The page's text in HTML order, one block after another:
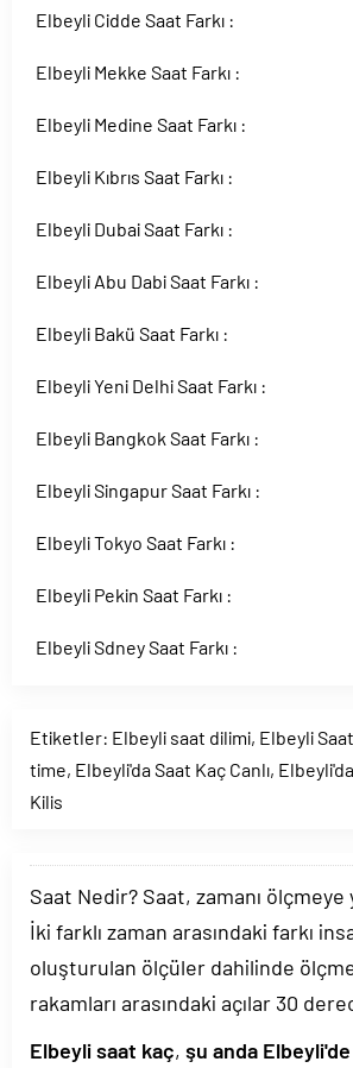
Elbeyli Cidde Saat Farkı :
Elbeyli Mekke Saat Farkı :
Elbeyli Medine Saat Farkı :
Elbeyli Kıbrıs Saat Farkı :
Elbeyli Dubai Saat Farkı :
Elbeyli Abu Dabi Saat Farkı :
Elbeyli Bakü Saat Farkı :
Elbeyli Yeni Delhi Saat Farkı :
Elbeyli Bangkok Saat Farkı :
Elbeyli Singapur Saat Farkı :
Elbeyli Tokyo Saat Farkı :
Elbeyli Pekin Saat Farkı :
Elbeyli Sdney Saat Farkı :
Etiketler: Elbeyli saat dilimi, Elbeyli
time, Elbeyli'da Saat Kaç Canlı,
Kilis
Saat Nedir? Saat, zamanı
İki farklı zaman arasındaki farkı
oluşturulan ölçüler dahilinde
rakamları arasındaki açılar 30
Elbeyli saat kaç, şu anda